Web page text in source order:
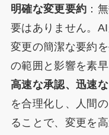
明確な変更要約 ：
要はありません。
変更の簡潔な要約
の範囲と影響を素
高速な承認、迅速
を合理化し、人間
ることで、変更を